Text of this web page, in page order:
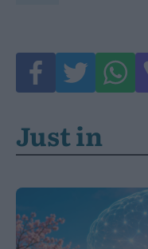
Just in